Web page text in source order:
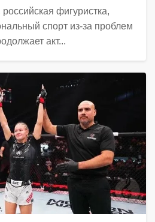
фигуристка,
спорт из-за проблем
акт...